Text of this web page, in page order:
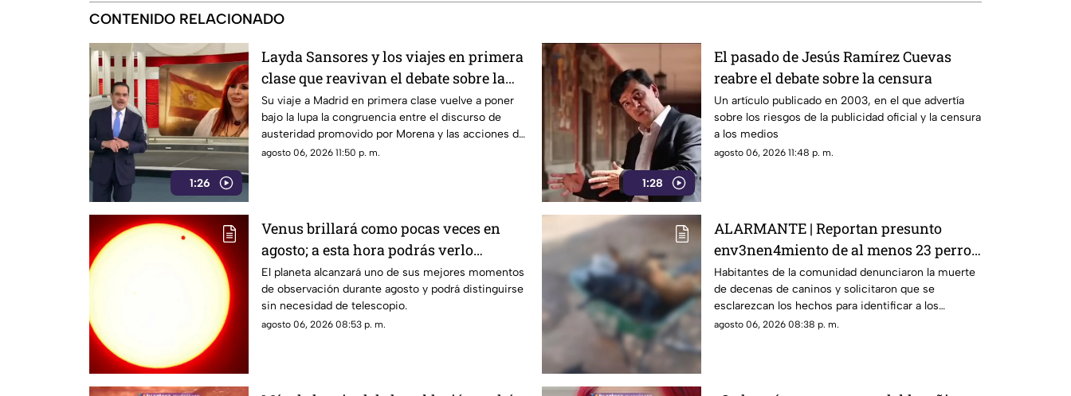
CONTENIDO RELACIONADO
1:26
Layda Sansores y los viajes en primera
clase que reavivan el debate sobre la
austeridad
Su viaje a Madrid en primera clase vuelve a poner
bajo la lupa la congruencia entre el discurso de
austeridad promovido por Morena y las acciones de
algunos de sus representantes
agosto 06, 2026 11:50 p. m.
1:28
El pasado de Jesús Ramírez Cuevas
reabre el debate sobre la censura
Un artículo publicado en 2003, en el que advertía
sobre los riesgos de la publicidad oficial y la censura
a los medios
agosto 06, 2026 11:48 p. m.
Venus brillará como pocas veces en
agosto; a esta hora podrás verlo
durante este mes
El planeta alcanzará uno de sus mejores momentos
de observación durante agosto y podrá distinguirse
sin necesidad de telescopio.
agosto 06, 2026 08:53 p. m.
ALARMANTE | Reportan presunto
env3nen4miento de al menos 23 perros
en esta zona de Querétaro: IMAGENES
SENSIBLES
Habitantes de la comunidad denunciaron la muerte
de decenas de caninos y solicitaron que se
esclarezcan los hechos para identificar a los
posibles responsables.
agosto 06, 2026 08:38 p. m.